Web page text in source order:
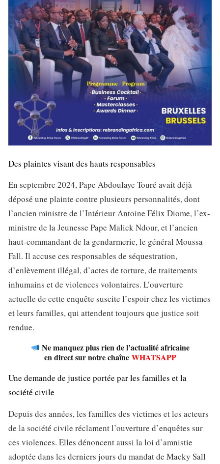
Des plaintes visant des hauts responsables
En septembre 2024, Pape Abdoulaye Touré avait déjà
déposé une plainte contre plusieurs personnalités, dont
l’ancien ministre de l’Intérieur Antoine Félix Diome, l’ex-
ministre de la Jeunesse Pape Malick Ndour, et l’ancien
haut-commandant de la gendarmerie, le général Moussa
Fall. Il accuse ces responsables de séquestration,
d’enlèvement illégal, d’actes de torture, de traitements
inhumains et de violences volontaires. L’ouverture
actuelle de cette enquête suscite l’espoir chez les victimes
et leurs familles, qui attendent toujours que justice soit
rendue.
Ne manquez plus rien de l’actualité africaine
en direct sur notre chaîne WHATSAPP
Une demande de justice portée par les familles et la
société civile
Depuis des années, les familles des victimes et les acteurs
de la société civile réclament l’ouverture d’enquêtes sur
ces violences. Elles dénoncent aussi la loi d’amnistie
adoptée dans les derniers jours du mandat de Macky Sall